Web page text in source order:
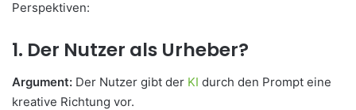
Perspektiven:
1. Der Nutzer als Urheber?
Argument: Der Nutzer gibt der KI durch den Prompt eine
kreative Richtung vor.